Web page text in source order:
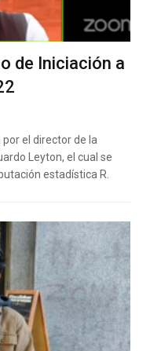
de Iniciación a
el director de la
Leyton, el cual se
estadística R.